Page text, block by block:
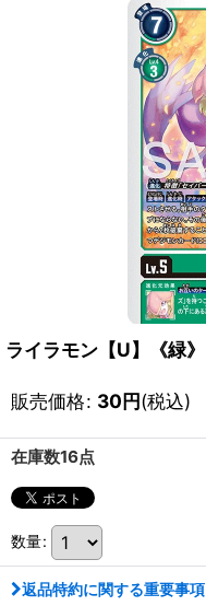
ライラモン【U】《緑》
販売価格: 30円(税込)
在庫数16点
数量:
返品特約に関する重要事項